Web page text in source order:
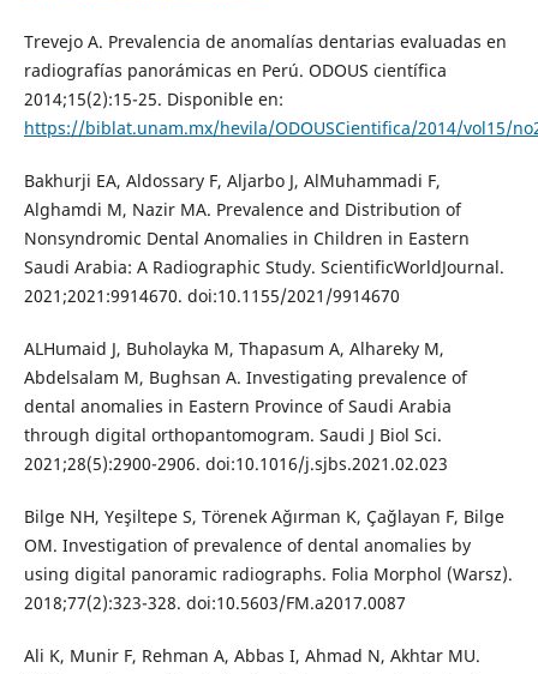
Trevejo A. Prevalencia de anomalías dentarias evaluadas en
radiografías panorámicas en Perú. ODOUS científica
2014;15(2):15-25. Disponible en:
https://biblat.unam.mx/hevila/ODOUSCientifica/2014/vol15/
Bakhurji EA, Aldossary F, Aljarbo J, AlMuhammadi F,
Alghamdi M, Nazir MA. Prevalence and Distribution of
Nonsyndromic Dental Anomalies in Children in Eastern
Saudi Arabia: A Radiographic Study. ScientificWorldJournal.
2021;2021:9914670. doi:10.1155/2021/9914670
ALHumaid J, Buholayka M, Thapasum A, Alhareky M,
Abdelsalam M, Bughsan A. Investigating prevalence of
dental anomalies in Eastern Province of Saudi Arabia
through digital orthopantomogram. Saudi J Biol Sci.
2021;28(5):2900-2906. doi:10.1016/j.sjbs.2021.02.023
Bilge NH, Yeşiltepe S, Törenek Ağırman K, Çağlayan F, Bilge
OM. Investigation of prevalence of dental anomalies by
using digital panoramic radiographs. Folia Morphol (Warsz).
2018;77(2):323-328. doi:10.5603/FM.a2017.0087
Ali K, Munir F, Rehman A, Abbas I, Ahmad N, Akhtar MU.